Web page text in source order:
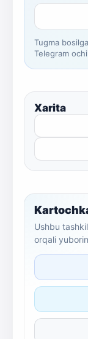
Tugma
Telegram
Xarita
Ushbu
orqali